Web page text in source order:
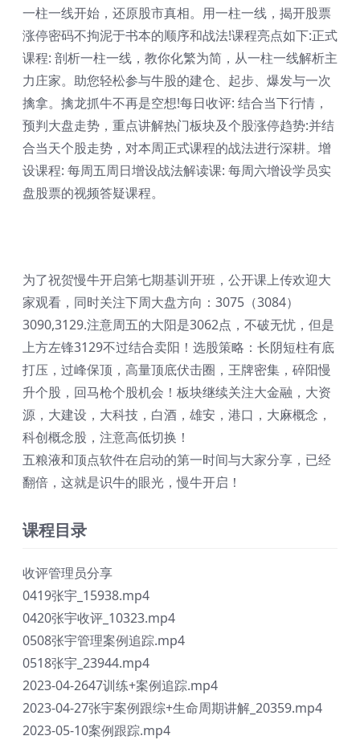
一柱一线开始，还原股市真相。用一柱一线，揭开股票
涨停密码不拘泥于书本的顺序和战法!课程亮点如下:正式
课程: 剖析一柱一线，教你化繁为简，从一柱一线解析主
力庄家。助您轻松参与牛股的建仓、起步、爆发与一次
擒拿。擒龙抓牛不再是空想!每日收评: 结合当下行情，
预判大盘走势，重点讲解热门板块及个股涨停趋势:并结
合当天个股走势，对本周正式课程的战法进行深耕。增
设课程: 每周五周日增设战法解读课: 每周六增设学员实
盘股票的视频答疑课程。
为了祝贺慢牛开启第七期基训开班，公开课上传欢迎大
家观看，同时关注下周大盘方向：3075（3084）
3090,3129.注意周五的大阳是3062点，不破无忧，但是
上方左锋3129不过结合卖阳！选股策略：长阴短柱有底
打压，过峰保顶，高量顶底伏击圈，王牌密集，碎阳慢
升个股，回马枪个股机会！板块继续关注大金融，大资
源，大建设，大科技，白酒，雄安，港口，大麻概念，
科创概念股，注意高低切换！
五粮液和顶点软件在启动的第一时间与大家分享，已经
翻倍，这就是识牛的眼光，慢牛开启！
课程目录
收评管理员分享
0419张宇_15938.mp4
0420张宇收评_10323.mp4
0508张宇管理案例追踪.mp4
0518张宇_23944.mp4
2023-04-2647训练+案例追踪.mp4
2023-04-27张宇案例跟综+生命周期讲解_20359.mp4
2023-05-10案例跟踪.mp4